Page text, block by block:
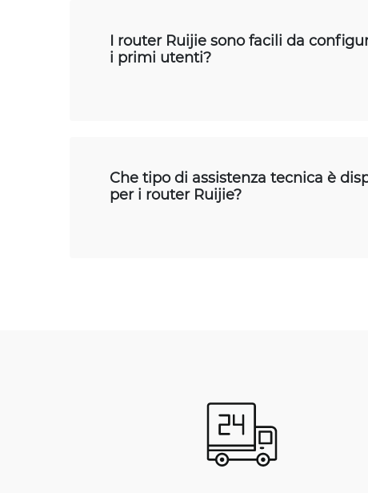
I router Ruijie sono facili da
i primi utenti?
Che tipo di assistenza tecnica è
per i router Ruijie?